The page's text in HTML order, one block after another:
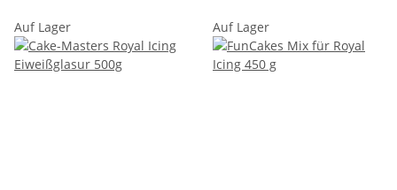
Auf Lager Auf Lager